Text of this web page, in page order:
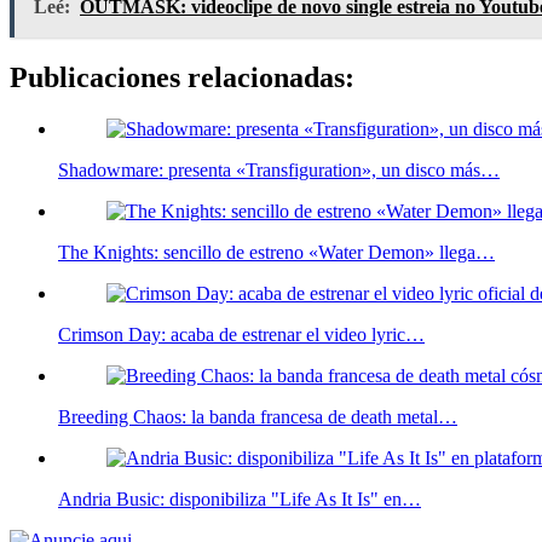
Leé: OUTMASK: videoclipe de novo single estreia no
Publicaciones relacionadas:
Shadowmare: presenta «Transfiguration», un disco más…
The Knights: sencillo de estreno «Water Demon» llega…
Crimson Day: acaba de estrenar el video lyric…
Breeding Chaos: la banda francesa de death metal…
Andria Busic: disponibiliza "Life As It Is" en…